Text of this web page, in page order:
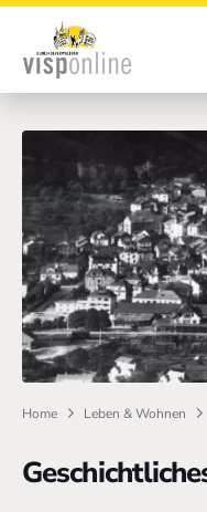
Zur Startseite
Zur Hauptnavigation
Zur Suche
Zum Hauptinhalt
Zum Fussbereich
Home Leben & Wohnen